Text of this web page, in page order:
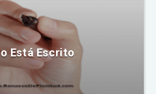
Está Escrito